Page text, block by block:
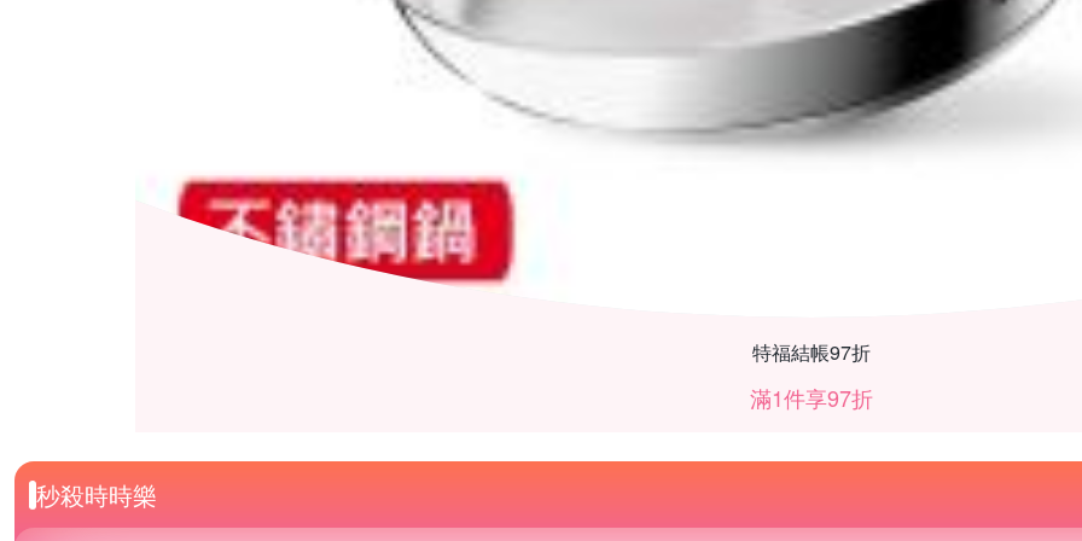
特福結帳97折
滿1件享97折
秒殺時時樂